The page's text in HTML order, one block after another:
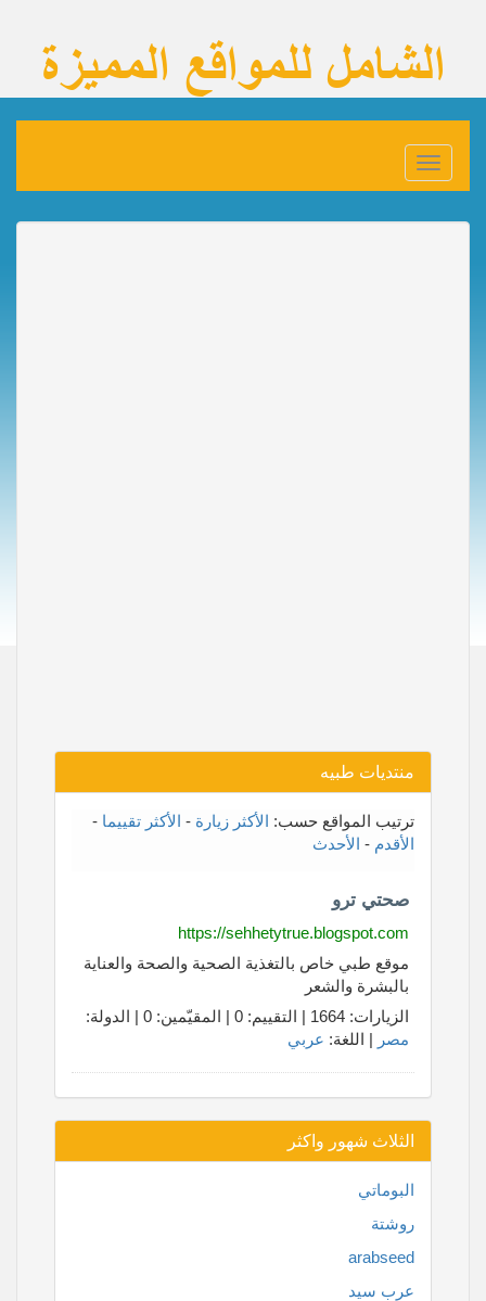
Toggle
navigation
منتديات طبيه
ترتيب المواقع حسب: الأكثر زيارة - الأكثر تقييما -
الأقدم - الأحدث
صحتي ترو
https://sehhetytrue.blogspot.com
موقع طبي خاص بالتغذية الصحية والصحة والعناية
بالبشرة والشعر
الزيارات: 1664 | التقييم: 0 | المقيّمين: 0 | الدولة:
مصر | اللغة: عربي
الثلاث شهور واكثر
البوماتي
روشتة
arabseed
عرب سيد